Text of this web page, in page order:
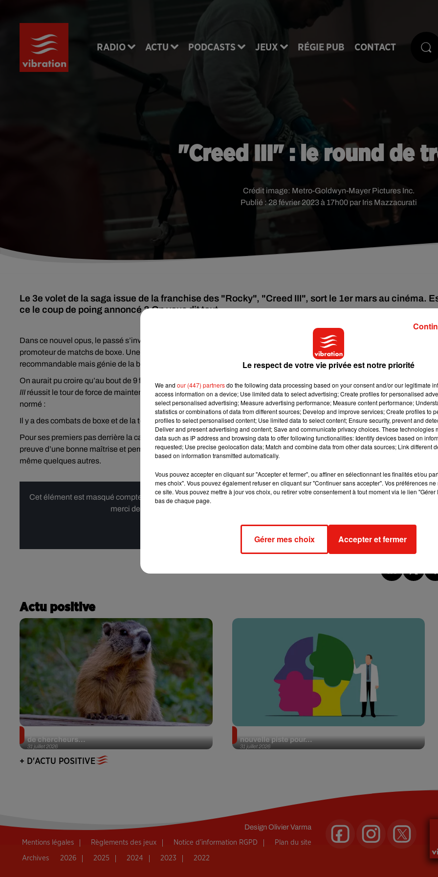
RADIO ACTU PODCASTS JEUX RÉGIE PUB CONTACT
"Creed III" : le round de
Publié : 28 février 2023 à 17h00 par Iris Mazzacurati
Crédit image: Metro-Goldwyn-Mayer Pictures Inc.
Le 3e volet de la saga issue de la franchise des "Rocky", "Creed III", sort le 1er mars au cinéma.
ce le coup de poing annoncé ? On vous dit tout.
Dans ce nouvel opus, le passé s’invite dans la vie d’Adonis Creed. Père de famille comblé et retiré des rings, il est
promoteur de matchs de boxe. Une vie prospère et tranquille bouleversée lorsque Damian, un ami d’enfance peu
recommandable mais génie de la boxe, vient revendiquer ce qu’il estime être son dû.
On aurait pu croire qu’au bout de 9 films (6
III réussit le tour de force de maintenir l’intérêt pour la franchise, tout en respectant son cahier des charges extrêmement
normé :
Il y a des combats de boxe et de la testostérone, mais également des femmes puissantes, de l’humanité et de l’empathie.
Pour ses premiers pas derrière la caméra, Michael B Jordan (Wakanda Forever) – également Adonis Creed à l’écran – fait
preuve d’une bonne maîtrise et permet, au final, àCreed IIIde tenir ses promesses auprès des fans deRockyet consorts...
même quelques autres.
Cet élément est masqué compte-tenu du refus du dépôt de cookies que vous avez exprimé. Si vous souhaitez l'afficher,
merci de nous donner votre accord en cliquant sur le bouton ci-dessous.
Actu positive
31 juillet 2026
de chercheurs...
31 juillet 2026
nouvelle piste pour...
+ D'ACTU POSITIVE
DesignOlivier Varma
Mentions légales Règlements des jeux Notice d’information RGPD Plan du site
Archives 2026 2025 2024 2023 2022
Le respect de votre vie privée est notre priorité
We and our (447) partnersdo the following data processing based on your consent and/or our legitimate
access information on a device; Use limited data to select advertising; Create profiles for personalised
select personalised advertising; Measure advertising performance; Measure content performance;
statistics or combinations of data from different sources; Develop and improve services; Create profiles to
profiles to select personalised content; Use limited data to select content; Ensure security, prevent and
Deliver and present advertising and content; Save and communicate privacy choices. These technologies
data such as IP address and browsing data to offer following functionalities: Identify devices based on
requested; Use precise geolocation data; Match and combine data from other data sources; Link different
based on information transmitted automatically.
Vous pouvez accepter en cliquant sur "Accepter et fermer", ou affiner en sélectionnant les finalités et/ou
mes choix". Vous pouvez également refuser en cliquant sur "Continuer sans accepter". Vos préférences
ce site. Vous pouvez mettre à jour vos choix, ou retirer votre consentement à tout moment via le lien
bas de chaque page.
Gérer mes choix Accepter et fermer